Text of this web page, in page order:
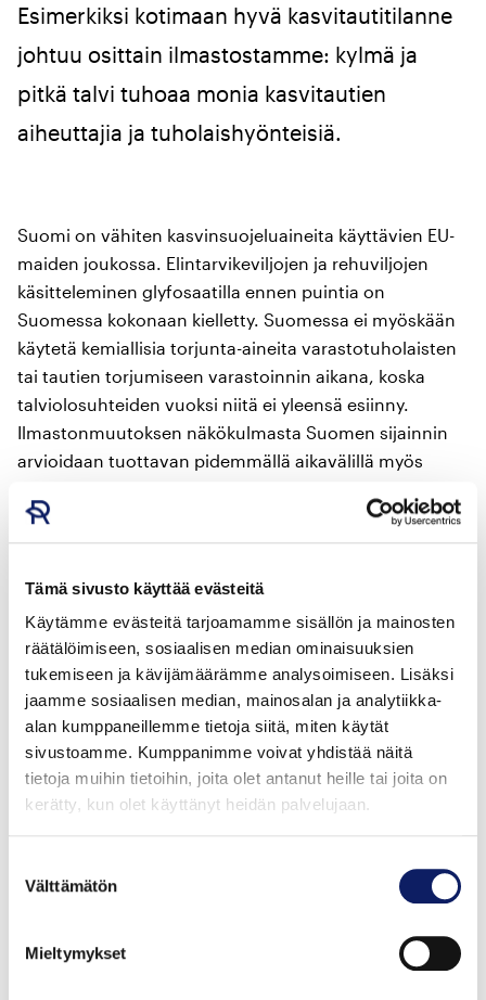
Tämä sivusto käyttää evästeitä
Käytämme evästeitä tarjoamamme sisällön ja mainosten
räätälöimiseen, sosiaalisen median ominaisuuksien
tukemiseen ja kävijämäärämme analysoimiseen. Lisäksi
jaamme sosiaalisen median, mainosalan ja analytiikka-
alan kumppaneillemme tietoja siitä, miten käytät
sivustoamme. Kumppanimme voivat yhdistää näitä
tietoja muihin tietoihin, joita olet antanut heille tai joita on
kerätty, kun olet käyttänyt heidän palvelujaan.
valinta
Välttämätön
Mieltymykset
Esimerkiksi kotimaan hyvä kasvitautitilanne
johtuu osittain ilmastostamme: kylmä ja
pitkä talvi tuhoaa monia kasvitautien
aiheuttajia ja tuholaishyönteisiä.
Suomi on vähiten kasvinsuojeluaineita käyttävien EU-
maiden joukossa. Elintarvikeviljojen ja rehuviljojen
käsitteleminen glyfosaatilla ennen puintia on
Suomessa kokonaan kielletty. Suomessa ei myöskään
käytetä kemiallisia torjunta-aineita varastotuholaisten
tai tautien torjumiseen varastoinnin aikana, koska
talviolosuhteiden vuoksi niitä ei yleensä esiinny.
Ilmastonmuutoksen näkökulmasta Suomen sijainnin
arvioidaan tuottavan pidemmällä aikavälillä myös
Maaperämme ja vesistömme ovat kansainvälisesti
lääkejäämien suhteen. Puhdas maaperä ja runsaat ja
hyvälaatuiset vesivarat luovat siis kasvualustan
puhtaille ja laadukkaille viljoille. Viljelyssä maa onkin
tuotannontekijöistä tärkein. Sen kasvukunnosta, eli
rakenteesta, multavuudesta, vesitaloudesta,
huolehtiminen vaikuttaa suoraan kasvien kykyyn
kasvaa ja sitoa maaperässä olevia aineita. Mitä
paremmin kasvit kasvavat, sitä enemmän ne pystyvät
Monilla viljelymenetelmillä peltomaat menettävät
hiilivarastoja sen sijaan, että ne varastoisivat hiiltä.
Hiiliviljelyn onkin todettu olevan tehokas tapa